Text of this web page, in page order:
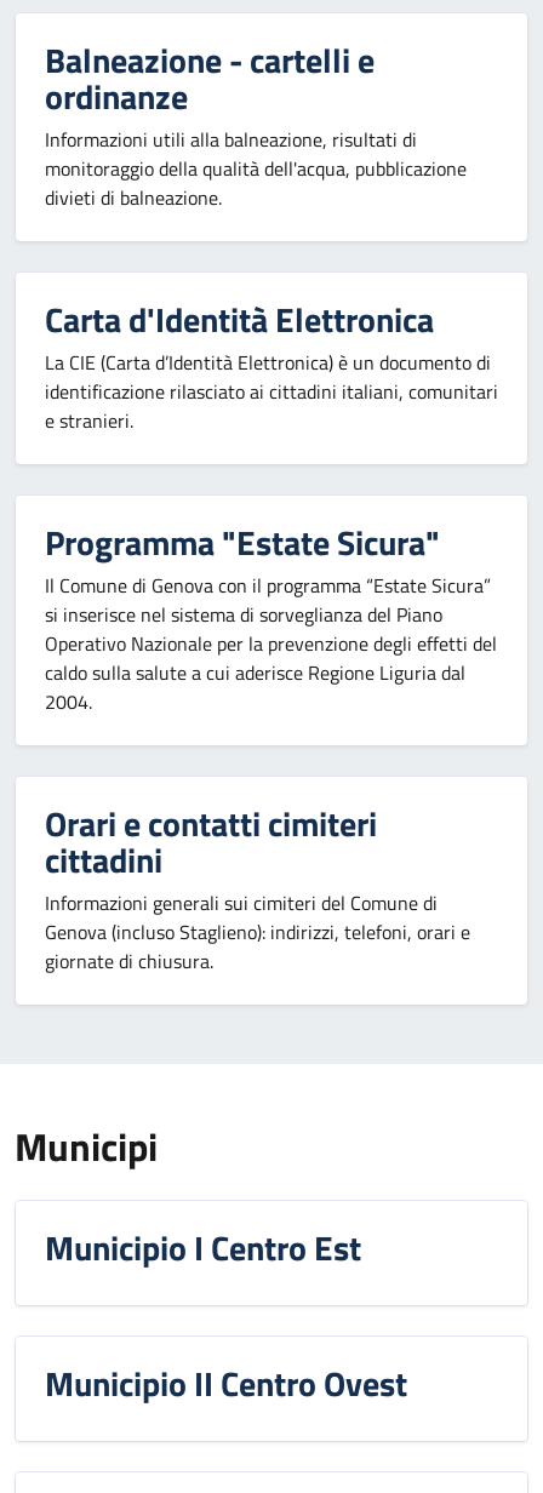
Balneazione - cartelli e
ordinanze
Informazioni utili alla balneazione, risultati di
monitoraggio della qualità dell'acqua, pubblicazione
divieti di balneazione.
Carta d'Identità Elettronica
La CIE (Carta d’Identità Elettronica) è un documento di
identificazione rilasciato ai cittadini italiani, comunitari
e stranieri.
Programma "Estate Sicura"
Il Comune di Genova con il programma “Estate Sicura”
si inserisce nel sistema di sorveglianza del Piano
Operativo Nazionale per la prevenzione degli effetti del
caldo sulla salute a cui aderisce Regione Liguria dal
2004.
Orari e contatti cimiteri
cittadini
Informazioni generali sui cimiteri del Comune di
Genova (incluso Staglieno): indirizzi, telefoni, orari e
giornate di chiusura.
Municipi
Municipio I Centro Est
Municipio II Centro Ovest